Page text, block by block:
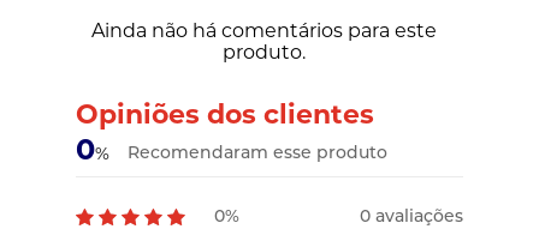
Ainda não há comentários para este
produto.
Opiniões dos clientes
0% Recomendaram esse produto
0% 0 avaliações